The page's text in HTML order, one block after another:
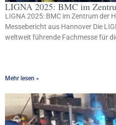
LIGNA 2025: BMC im
LIGNA 2025: BMC im Zentrum der
Messebericht aus Hannover Die
weltweit führende Fachmesse für
Mehr lesen »